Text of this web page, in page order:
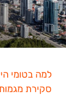
סקירת